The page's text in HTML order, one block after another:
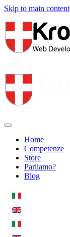
Skip to main content
Home
Competenze
Store
Parliamo?
Blog